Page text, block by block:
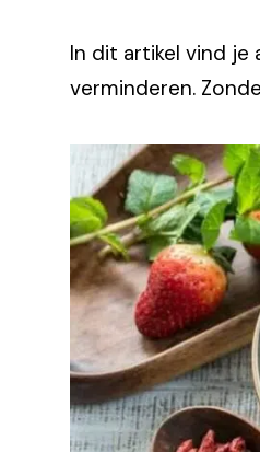
In dit artikel vind
verminderen.